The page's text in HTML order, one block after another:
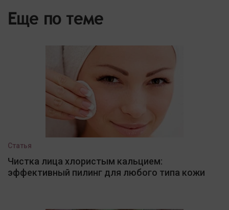
Еще по теме
Статья
Чистка лица хлористым кальцием:
эффективный пилинг для любого типа кожи